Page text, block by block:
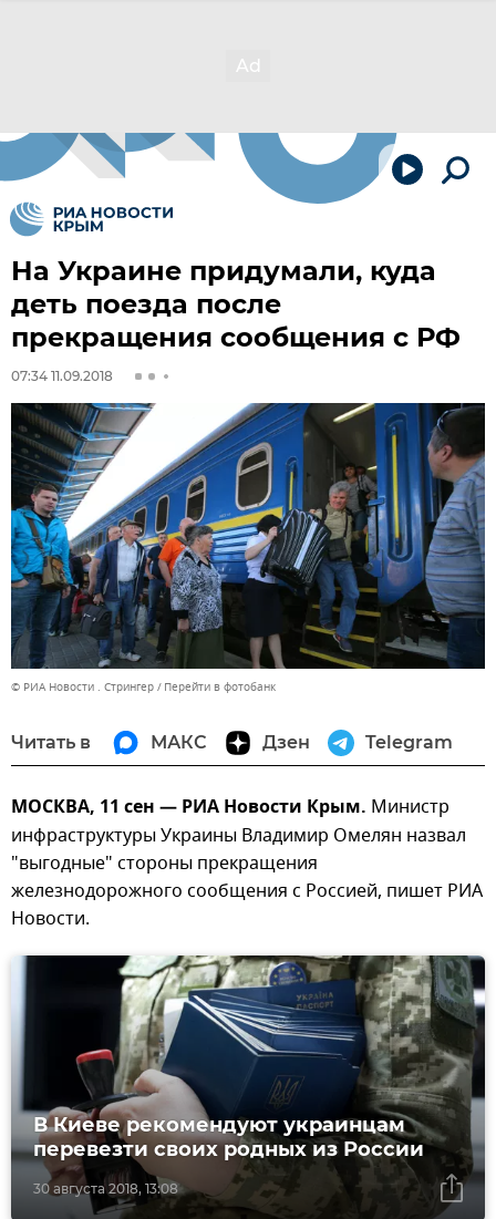
На Украине придумали, куда
деть поезда после
прекращения сообщения с РФ
07:34 11.09.2018
© РИА Новости . Стрингер Перейти в фотобанк
Читать в МАКС Дзен Telegram
МОСКВА, 11 сен — РИА Новости Крым. Министр
инфраструктуры Украины Владимир Омелян назвал
"выгодные" стороны прекращения
железнодорожного сообщения с Россией, пишет РИА
Новости.
30 августа 2018, 13:08
В Киеве рекомендуют украинцам
перевезти своих родных из России